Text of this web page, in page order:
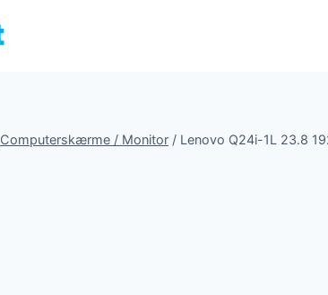
Computerskærme / Monitor / Lenovo Q24i-1L 23.8